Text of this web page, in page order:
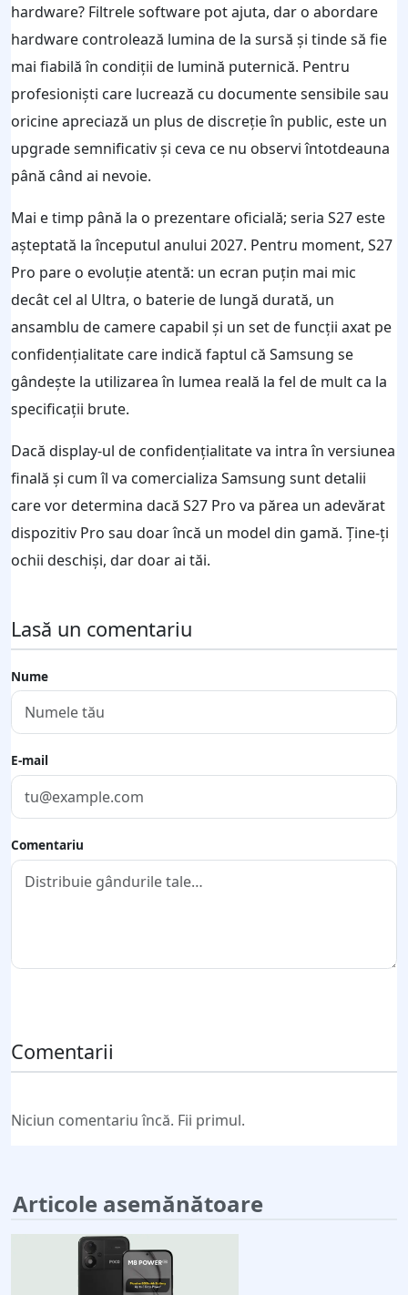
hardware? Filtrele software pot ajuta, dar o abordare
hardware controlează lumina de la sursă și tinde să fie
mai fiabilă în condiții de lumină puternică. Pentru
profesioniști care lucrează cu documente sensibile sau
oricine apreciază un plus de discreție în public, este un
upgrade semnificativ și ceva ce nu observi întotdeauna
până când ai nevoie.
Mai e timp până la o prezentare oficială; seria S27 este
așteptată la începutul anului 2027. Pentru moment, S27
Pro pare o evoluție atentă: un ecran puțin mai mic
decât cel al Ultra, o baterie de lungă durată, un
ansamblu de camere capabil și un set de funcții axat pe
confidențialitate care indică faptul că Samsung se
gândește la utilizarea în lumea reală la fel de mult ca la
specificații brute.
Dacă display-ul de confidențialitate va intra în versiunea
finală și cum îl va comercializa Samsung sunt detalii
care vor determina dacă S27 Pro va părea un adevărat
dispozitiv Pro sau doar încă un model din gamă. Ține-ți
ochii deschiși, dar doar ai tăi.
Lasă un comentariu
Nume
E-mail
Comentariu
Comentarii
Niciun comentariu încă. Fii primul.
Articole asemănătoare